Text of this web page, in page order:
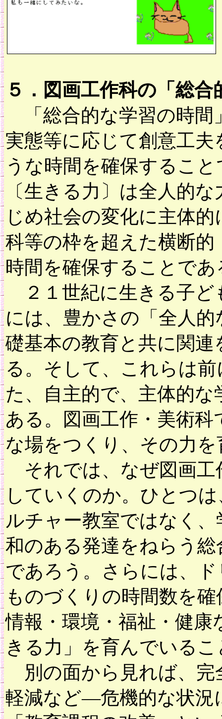
５．図画工作科の「総
「総合的な学習の時間
実態等に応じて創意工
うな時間を確保するこ
〔生きる力〕は全人的
じめ社会の変化に主体
科等の枠を超えた横断
時間を確保することで
２１世紀に生きる子ど
には、豊かさの「全人
礎基本の教育と共に関
る。そして、これらは
た、自主的で、主体的
ある。図画工作・美術
な場をつくり、その力
それでは、なぜ図画工
していくのか。ひとつ
ルチャー教室ではなく
和のある発達をねらう
であろう。さらには、
ものづくりの時間数を
情報・環境・福祉・健
きる力」を育んでいる
別の面から見れば、完
軽減など―危機的な状況